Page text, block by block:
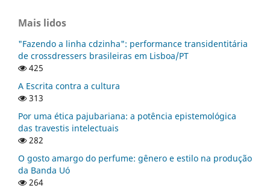
Mais lidos
"Fazendo a linha cdzinha": performance transidentitária
de crossdressers brasileiras em Lisboa/PT
425
A Escrita contra a cultura
313
Por uma ética pajubariana: a potência epistemológica
das travestis intelectuais
282
O gosto amargo do perfume: gênero e estilo na produção
da Banda Uó
264